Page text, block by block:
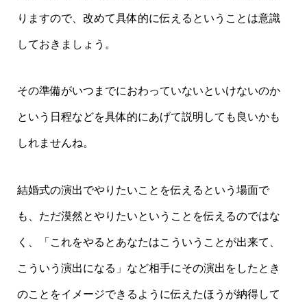
りますので、改めて具体的に伝えるということは意識
しておきましょう。
その準備がいつまでにおわっていないといけないのか
という日程などを具体的にあげて説明しても良いかも
しれませんね。
結婚式の演出でやりたいことを伝えるという場面で
も、ただ漠然とやりたいということを伝えるのではな
く、「これをやるとあなたはこういうことが出来て、
こういう演出になる」など相手にその演出をしたとき
のことをイメージできるように伝えたほうが納得して